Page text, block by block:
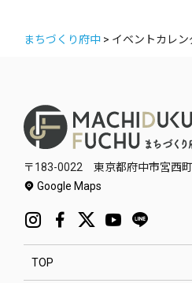
まちづくり府中 > イベントカレン
〒183-0022 東京都府中市宮西
Google Maps
TOP